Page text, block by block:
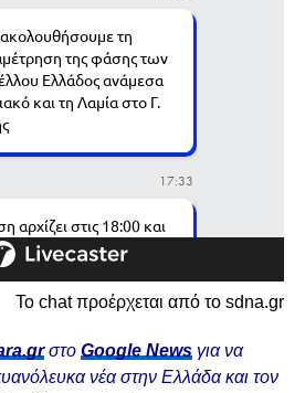
Το chat προέρχεται από το sdna.gr
στο Google Newsγια να
νέα στην Ελλάδα και τον